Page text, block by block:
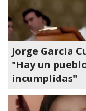
Jorge García
"Hay un
incumplidas"